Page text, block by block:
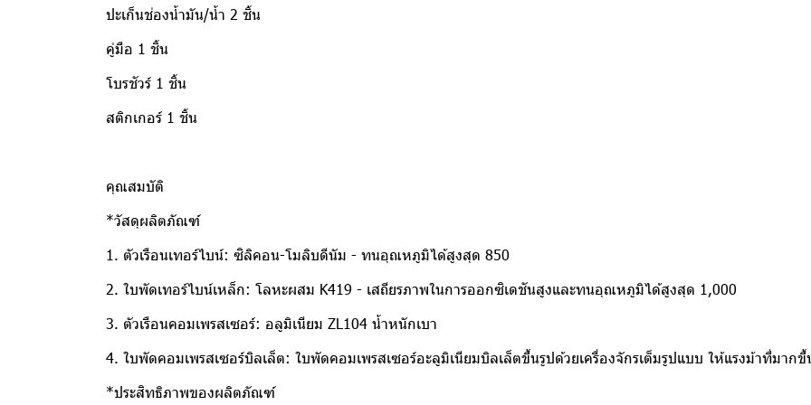
ปะเก็นช่องน้ำมัน/น้ำ 2 ชิ้น
คู่มือ 1 ชิ้น
โบรชัวร์ 1 ชิ้น
สติกเกอร์ 1 ชิ้น
คุณสมบัติ
*วัสดุผลิตภัณฑ์
1. ตัวเรือนเทอร์ไบน์: ซิลิคอน-โมลิบดีนัม - ทนอุณหภูมิได้สูงสุด 850
2. ใบพัดเทอร์ไบน์เหล็ก: โลหะผสม K419 - เสถียรภาพในการออกซิเดชันสูงและทนอุณหภูมิได้สูงสุด 1,000
3. ตัวเรือนคอมเพรสเซอร์: อลูมิเนียม ZL104 น้ำหนักเบา
4. ใบพัดคอมเพรสเซอร์บิลเล็ต: ใบพัดคอมเพรสเซอร์อะลูมิเนียมบิลเล็ตขึ้นรูปด้วยเครื่องจักรเต็มรูปแบบ ให้แรงม้าที่มา
*ประสิทธิภาพของผลิตภัณฑ์